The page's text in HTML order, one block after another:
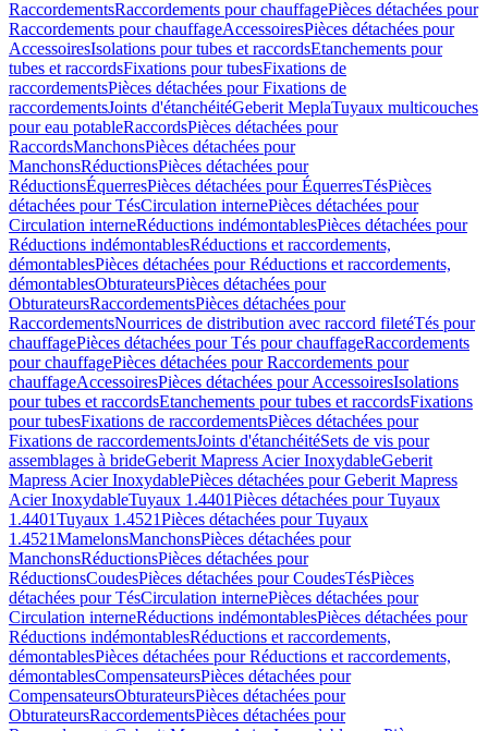
RaccordementsRaccordements pour chauffagePièces détachées pour
Raccordements pour chauffageAccessoiresPièces détachées pour
AccessoiresIsolations pour tubes et raccordsEtanchements pour
tubes et raccordsFixations pour tubesFixations de
raccordementsPièces détachées pour Fixations de
raccordementsJoints d'étanchéitéGeberit MeplaTuyaux multicouches
pour eau potableRaccordsPièces détachées pour
RaccordsManchonsPièces détachées pour
ManchonsRéductionsPièces détachées pour
RéductionsÉquerresPièces détachées pour ÉquerresTésPièces
détachées pour TésCirculation internePièces détachées pour
Circulation interneRéductions indémontablesPièces détachées pour
Réductions indémontablesRéductions et raccordements,
démontablesPièces détachées pour Réductions et raccordements,
démontablesObturateursPièces détachées pour
ObturateursRaccordementsPièces détachées pour
RaccordementsNourrices de distribution avec raccord filetéTés pour
chauffagePièces détachées pour Tés pour chauffageRaccordements
pour chauffagePièces détachées pour Raccordements pour
chauffageAccessoiresPièces détachées pour AccessoiresIsolations
pour tubes et raccordsEtanchements pour tubes et raccordsFixations
pour tubesFixations de raccordementsPièces détachées pour
Fixations de raccordementsJoints d'étanchéitéSets de vis pour
assemblages à brideGeberit Mapress Acier InoxydableGeberit
Mapress Acier InoxydablePièces détachées pour Geberit Mapress
Acier InoxydableTuyaux 1.4401Pièces détachées pour Tuyaux
1.4401Tuyaux 1.4521Pièces détachées pour Tuyaux
1.4521MamelonsManchonsPièces détachées pour
ManchonsRéductionsPièces détachées pour
RéductionsCoudesPièces détachées pour CoudesTésPièces
détachées pour TésCirculation internePièces détachées pour
Circulation interneRéductions indémontablesPièces détachées pour
Réductions indémontablesRéductions et raccordements,
démontablesPièces détachées pour Réductions et raccordements,
démontablesCompensateursPièces détachées pour
CompensateursObturateursPièces détachées pour
ObturateursRaccordementsPièces détachées pour